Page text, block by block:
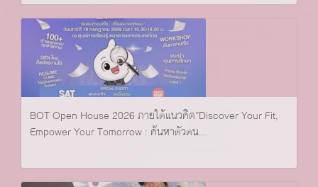
BOT Open House 2026 ภายใต้แนวคิด”Discover Your Fit,
Empower Your Tomorrow : ค้นหาตัวตน...